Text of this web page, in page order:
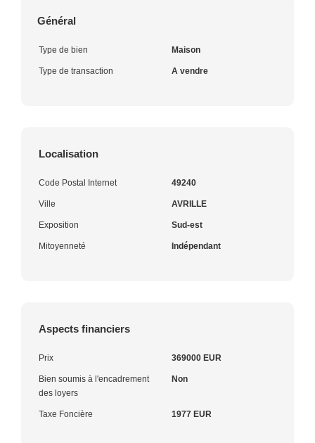
Général
Type de bien Maison
Type de transaction A vendre
Localisation
Code Postal Internet 49240
Ville AVRILLE
Exposition Sud-est
Mitoyenneté Indépendant
Aspects financiers
Prix 369000 EUR
Bien soumis à l'encadrement
des loyers
Non
Taxe Foncière 1977 EUR